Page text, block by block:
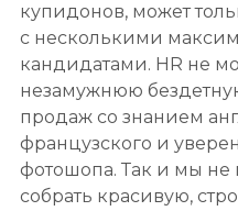
купидонов, может
с несколькими
кандидатами. HR не
незамужнюю
продаж со знанием
французского и
фотошопа. Так и мы не
собрать красивую,